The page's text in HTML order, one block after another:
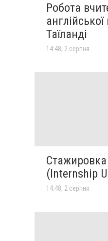
Робота
Таїланді
14:48, 2 серпня
(Internship
14:48, 2 серпня